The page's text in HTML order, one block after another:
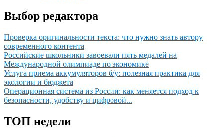
Выбор редактора
Проверка оригинальности текста: что нужно знать автору
современного контента
Российские школьники завоевали пять медалей на
Международной олимпиаде по экономике
Услуга приема аккумуляторов б/у: полезная практика для
экологии и бюджета
Операционная система из России: как меняется подход к
безопасности, удобству и цифровой...
ТОП недели